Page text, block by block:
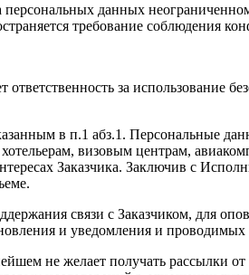
данных
требование соблюдения
за использование
в п.1 абз.1. Персональные
визовым центрам,
Заказчика. Заключив с
связи с Заказчиком, для
и уведомления и проводимых
не желает получать рассылки